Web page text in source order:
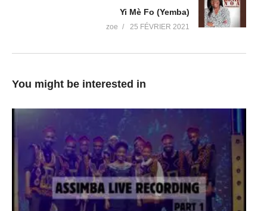
Yi Mè Fo (Yemba)
zoe 25 FÉVRIER 2021
You might be interested in